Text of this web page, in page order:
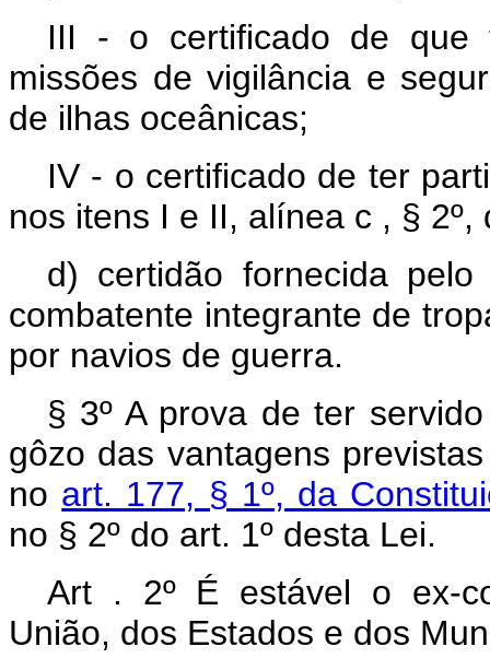
III - o certificado de que
missões de vigilância e
de ilhas oceânicas;
IV - o certificado de ter
nos itens I e II, alínea c , §
d) certidão fornecida
combatente integrante de
por navios de guerra.
§ 3º A prova de ter
gôzo das vantagens
no art. 177, § 1º, da
no § 2º do art. 1º desta Lei.
Art . 2º É estável o ex-
União, dos Estados e dos